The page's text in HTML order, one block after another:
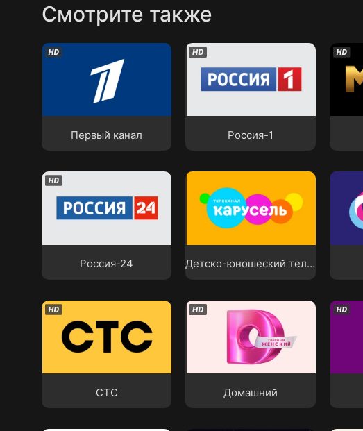
Смотрите также
Первый канал
Первый канал Россия-1
Россия-24
Детско-юношеский
Детско-юношеский телеканал «Карусель»
СТС
Домашний
Домашний